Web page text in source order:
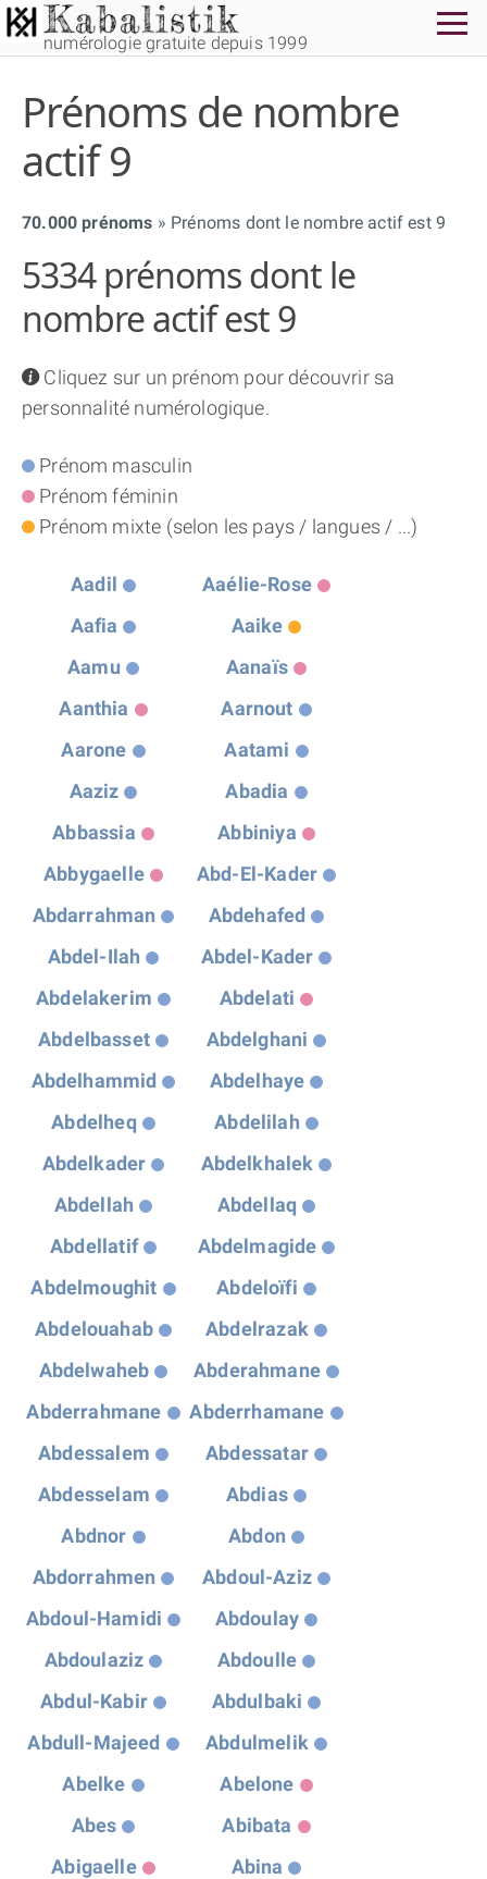
numérologie gratuite depuis 1999
Prénoms de nombre
actif 9
70.000 prénoms Prénoms dont le nombre actif est 9
5334 prénoms dont le
nombre actif est 9
infoCliquez sur un prénom pour découvrir sa
personnalité numérologique.
Prénom masculin
Prénom féminin
Prénom mixte (selon les pays / langues / ...)
Aadil
Aaélie-Rose
Aafia
Aaike
Aamu
Aanaïs
Aanthia
Aarnout
Aarone
Aatami
Aaziz
Abadia
Abbassia
Abbiniya
Abbygaelle
Abd-El-Kader
Abdarrahman
Abdehafed
Abdel-Ilah
Abdel-Kader
Abdelakerim
Abdelati
Abdelbasset
Abdelghani
Abdelhammid
Abdelhaye
Abdelheq
Abdelilah
Abdelkader
Abdelkhalek
Abdellah
Abdellaq
Abdellatif
Abdelmagide
Abdelmoughit
Abdeloïfi
Abdelouahab
Abdelrazak
Abdelwaheb
Abderahmane
Abderrahmane
Abderrhamane
Abdessalem
Abdessatar
Abdesselam
Abdias
Abdnor
Abdon
Abdorrahmen
Abdoul-Aziz
Abdoul-Hamidi
Abdoulay
Abdoulaziz
Abdoulle
Abdul-Kabir
Abdulbaki
Abdull-Majeed
Abdulmelik
Abelke
Abelone
Abes
Abibata
Abigaelle
Abina
THÈME GRATUIT
THÈME NUMÉROLOGIQUE APPROFONDI
THÈME TEMPOREL
THÈME « DOUBLE JE »
APPRENDRE LA NUMÉROLOGIE
70.000 PRÉNOMS
(À PROPOS)